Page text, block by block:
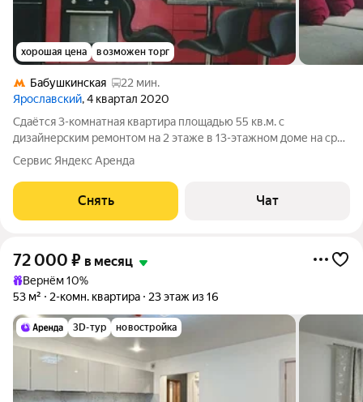
хорошая цена возможен торг
Бабушкинская
22 мин.
Ярославский, 4 квартал 2020
Сдаётся 3-комнатная квартира площадью 55 кв.м. с
дизайнерским ремонтом на 2 этаже в 13-этажном доме на срок
от 11 месяцев. Из техники есть: Телевизор Духовой шкаф
Стиральная машина Холодильник Дом - блочный.
Коммунальные услуги по счетчикам
Сервис Яндекс Аренда
Снять Чат
72 000 ₽ в месяц
Вернём 10%
53 м²
2-комн. квартира 23 этаж из 16
3D-тур новостройка